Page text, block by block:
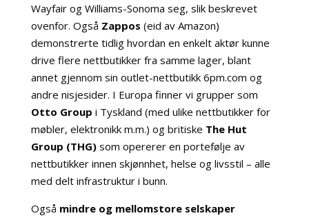
Wayfair og Williams-Sonoma seg, slik beskrevet
ovenfor. Også Zappos (eid av Amazon)
demonstrerte tidlig hvordan en enkelt aktør kunne
drive flere nettbutikker fra samme lager, blant
annet gjennom sin outlet-nettbutikk 6pm.com og
andre nisjesider. I Europa finner vi grupper som
Otto Group i Tyskland (med ulike nettbutikker for
møbler, elektronikk m.m.) og britiske The Hut
Group (THG)som opererer en portefølje av
nettbutikker innen skjønnhet, helse og livsstil – alle
med delt infrastruktur i bunn.
Også mindre og mellomstore selskaper